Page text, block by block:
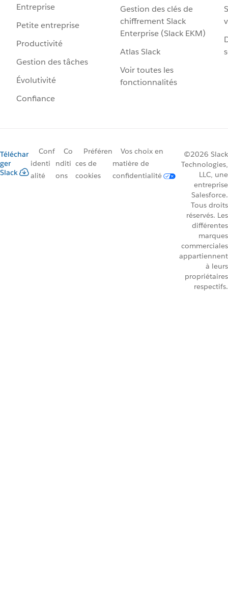
Entreprise
Petite entreprise
Productivité
Gestion des tâches
Évolutivité
Confiance
Gestion des clés de
chiffrement Slack
Enterprise (Slack EKM)
Atlas Slack
Voir toutes les
fonctionnalités
Téléchar
ger
Slack
Conf
identi
alité
Co
nditi
ons
Préféren
ces de
cookies
Vos choix en
matière de
confidentialité
©2026 Slack
Technologies,
LLC, une
entreprise
Salesforce.
Tous droits
réservés. Les
différentes
marques
commerciales
appartiennent
à leurs
propriétaires
respectifs.